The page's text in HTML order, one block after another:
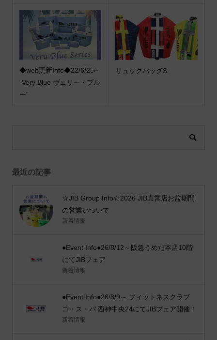
◆web更新Info◆22/6/25~
“Very Blue ヴェリー・ブル
ー”
リュックバッグS
最近の記事
☆JIB Group Info☆2026 JIB直営店お盆期間
の営業いついて
新着情報
●Event Info●26/8/12～阪急うめだ本店10階
にてJIBフェア
新着情報
●Event Info●26/8/9～ フィットネスクラブ
コ・ス・パ 西神中央24にてJIBフェア開催！
新着情報